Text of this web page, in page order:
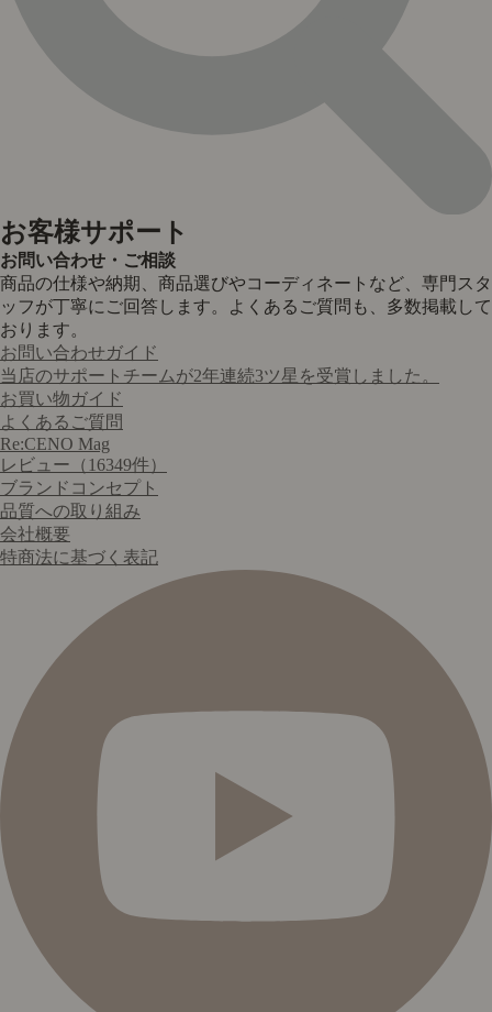
お客様サポート
お問い合わせ・ご相談
商品の仕様や納期、商品選びやコーディネートなど、専門スタ
ッフが丁寧にご回答します。よくあるご質問も、多数掲載して
おります。
お問い合わせガイド
当店のサポートチームが2年連続3ツ星を受賞しました。
お買い物ガイド
よくあるご質問
Re:CENO Mag
レビュー（16349件）
ブランドコンセプト
品質への取り組み
会社概要
特商法に基づく表記